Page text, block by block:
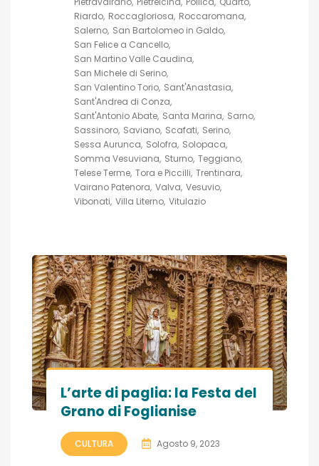
Riardo Roccagloriosa Roccaromana
Salerno San Bartolomeo in Galdo
San Felice a Cancello
San Martino Valle Caudina
San Michele di Serino
San Valentino Torio Sant'Anastasia
Sant'Andrea di Conza
Sant'Antonio Abate Santa Marina Sarno
Sassinoro Saviano Scafati Serino
Sessa Aurunca Solofra Solopaca
Somma Vesuviana Sturno Teggiano
Telese Terme Tora e Piccilli Trentinara
Vairano Patenora Valva Vesuvio
Vibonati Villa Literno Vitulazio
L’arte di paglia: la Festa del
Grano di Foglianise
CULTURA Agosto 9, 2023